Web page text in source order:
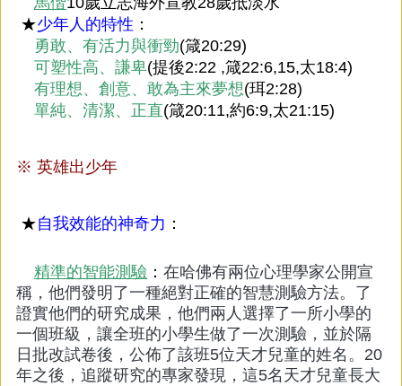
★少年人的特性 ：
勇敢、有活力與衝勁(箴20:29)
可塑性高、謙卑(提後2:22 ,箴22:6,15,太18:4)
有理想、創意、敢為主來夢想(珥2:28)
單純、清潔、正直(箴20:11,約6:9,太21:15)
※ 英雄出少年
★自我效能的神奇力 ：
精準的智能測驗 ： 在哈佛有兩位心理學家公開宣
稱，他們發明了一種絕對正確的智慧測驗方法。了
證實他們的研究成果，他們兩人選擇了一所小學的
一個班級，讓全班的小學生做了一次測驗，並於隔
日批改試卷後，公佈了該班5位天才兒童的姓名。20
年之後，追蹤研究的專家發現，這5名天才兒童長大